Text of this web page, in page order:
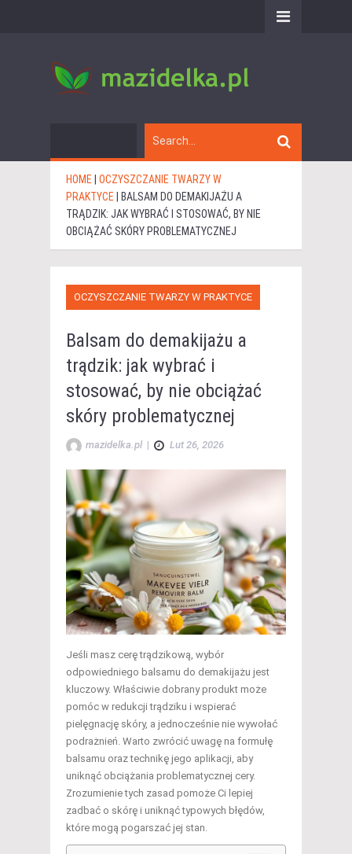
HOME
OCZYSZCZANIE TWARZY W
PRAKTYCE
BALSAM DO DEMAKIJAŻU A
TRĄDZIK: JAK WYBRAĆ I STOSOWAĆ, BY NIE
OBCIĄŻAĆ SKÓRY PROBLEMATYCZNEJ
OCZYSZCZANIE TWARZY W PRAKTYCE
Balsam do demakijażu a
trądzik: jak wybrać i
stosować, by nie obciążać
skóry problematycznej
mazidelka.pl | Lut 26, 2026
Jeśli masz cerę trądzikową, wybór
odpowiedniego balsamu do demakijażu jest
kluczowy. Właściwie dobrany produkt może
pomóc w redukcji trądziku i wspierać
pielęgnację skóry, a jednocześnie nie wywołać
podrażnień. Warto zwrócić uwagę na formułę
balsamu oraz technikę jego aplikacji, aby
uniknąć obciążania problematycznej cery.
Zrozumienie tych zasad pomoże Ci lepiej
zadbać o skórę i uniknąć typowych błędów,
które mogą pogarszać jej stan.